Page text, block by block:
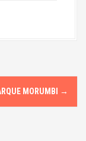
MORUMBI →